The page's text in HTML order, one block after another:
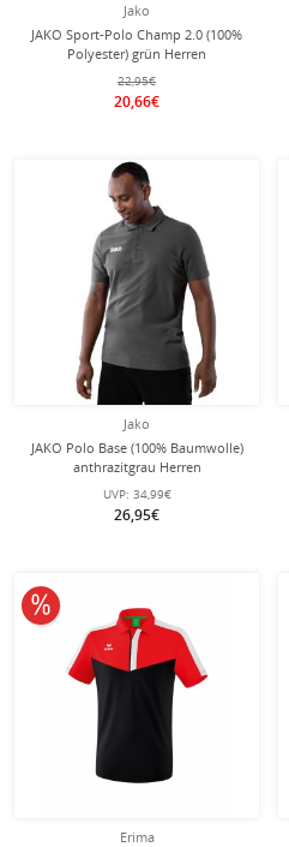
Jako
JAKO Sport-Polo Champ 2.0 (100%
Polyester) grün Herren
22,95€
20,66€
Jako
JAKO Polo Base (100% Baumwolle)
anthrazitgrau Herren
UVP: 34,99€
26,95€
Erima
10% reduziert